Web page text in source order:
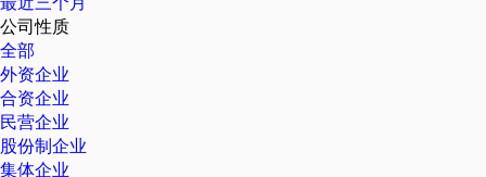
公司性质
全部
外资企业
合资企业
民营企业
股份制企业
集体企业